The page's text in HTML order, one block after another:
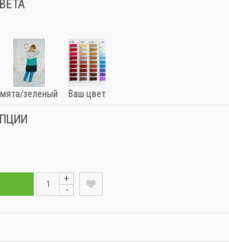
мята/зеленый Ваш цвет
+
-